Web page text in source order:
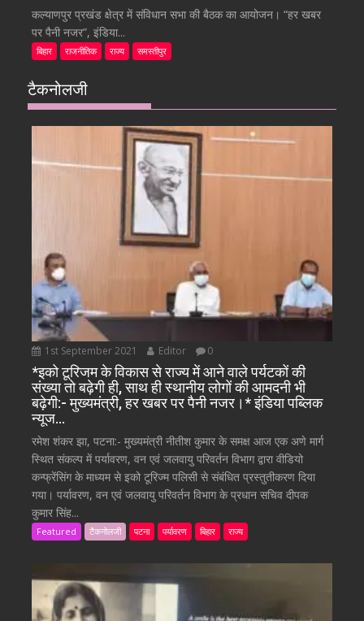
कल्याणपुर प्रखंड क्षेत्र में संविधान सभा की बैठक का आयोजन। “हर खबर
पर पैनी नजर”, इंडिया...
बिहार राजनीतिक राज्य समस्तीपुर
टैकनोलजी
1st September 2021 Editor 0
*इको टूरिजम के विकास से राज्य में आने वाले पर्यटकों की
संख्या तो बढ़ेगी ही, साथ ही स्थानीय लोगों की आमदनी भी
बढ़ेगी:- मुख्यमंत्री, हर खबर पर पैनी नजर।* इंडिया पब्लिक
न्यूज…
रमेश शंकर झा, पटना:- मुख्यमंत्री नीतीश कुमार के समक्ष आज एक अणे मार्ग
स्थित संकल्प में पर्यावरण, वन एवं जलवायु परिवर्तन विभाग द्वारा वीडियो
कन्फ्रेंसिंग के माध्यम से इको टूरिज्म पलिसी से संबंधित प्रस्तुतीकरण दिया
गया। पर्यावरण, वन एवं जलवायु परिवर्तन विभाग के प्रधान सचिव दीपक
कुमार सिंह...
Featured टैकनोलजी पटना पर्यावरण बिहार राज्य